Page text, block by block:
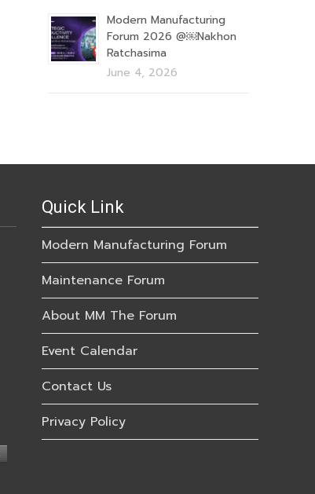
Modern Manufacturing
Forum 2026 @￼Nakhon
Ratchasima
June 4, 2026
Quick Link
Modern Manufacturing Forum
Maintenance Forum
About MM The Forum
Event Calendar
Contact Us
Privacy Policy